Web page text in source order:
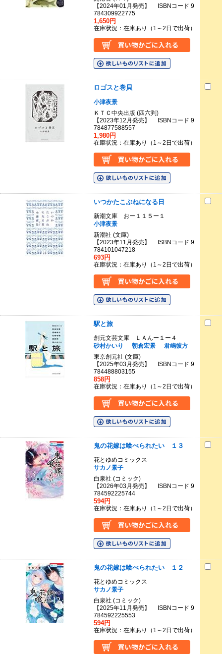
【2024年01月発売】 ISBNコード 9
784309922775
1,650円
在庫状況：在庫あり（1～2日で出荷）
ロゴスと巻貝
小津夜景
ＫＴＣ中央出版 (四六判)
【2023年12月発売】 ISBNコード 9
784877588557
1,980円
在庫状況：在庫あり（1～2日で出荷）
いつかたこぶねになる日
新潮文庫 おー１１５ー１
小津夜景
新潮社 (文庫)
【2023年11月発売】 ISBNコード 9
784101047218
693円
在庫状況：在庫あり（1～2日で出荷）
駅と旅
創元文芸文庫 ＬＡんー１ー４
砂村かいり
朝倉宏景
君嶋彼方
東京創元社 (文庫)
【2025年03月発売】 ISBNコード 9
784488803155
858円
在庫状況：在庫あり（1～2日で出荷）
鬼の花嫁は喰べられたい １３
花とゆめコミックス
サカノ景子
白泉社 (コミック)
【2026年03月発売】 ISBNコード 9
784592225744
594円
在庫状況：在庫あり（1～2日で出荷）
鬼の花嫁は喰べられたい １２
花とゆめコミックス
サカノ景子
白泉社 (コミック)
【2025年11月発売】 ISBNコード 9
784592225553
594円
在庫状況：在庫あり（1～2日で出荷）